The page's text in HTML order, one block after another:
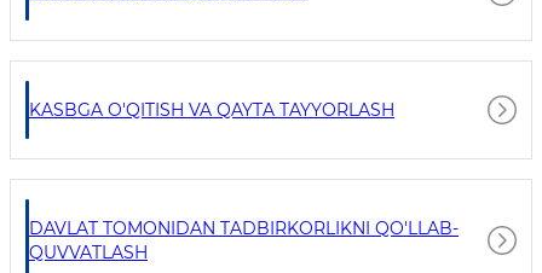
KASBGA O'QITISH VA QAYTA TAYYORLASH
DAVLAT TOMONIDAN TADBIRKORLIKNI QO'LLAB-
QUVVATLASH